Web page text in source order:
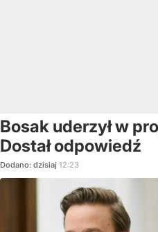
Bosak uderzył w
Dostał odpowiedź
Dodano: dzisiaj 12:23